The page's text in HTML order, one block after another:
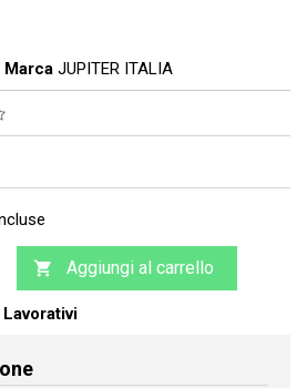
Marca JUPITER ITALIA
 Aggiungi al carrello